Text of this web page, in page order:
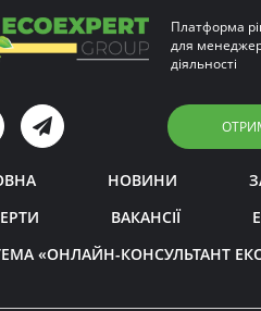
Платформа
для
діяльності
НОВИНИ
ВАКАНСІЇ
«ОНЛАЙН-КОНСУЛЬТАНТ